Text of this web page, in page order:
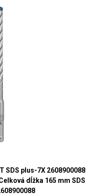
SDS plus-7X 2608900088
dĺžka 165 mm SDS